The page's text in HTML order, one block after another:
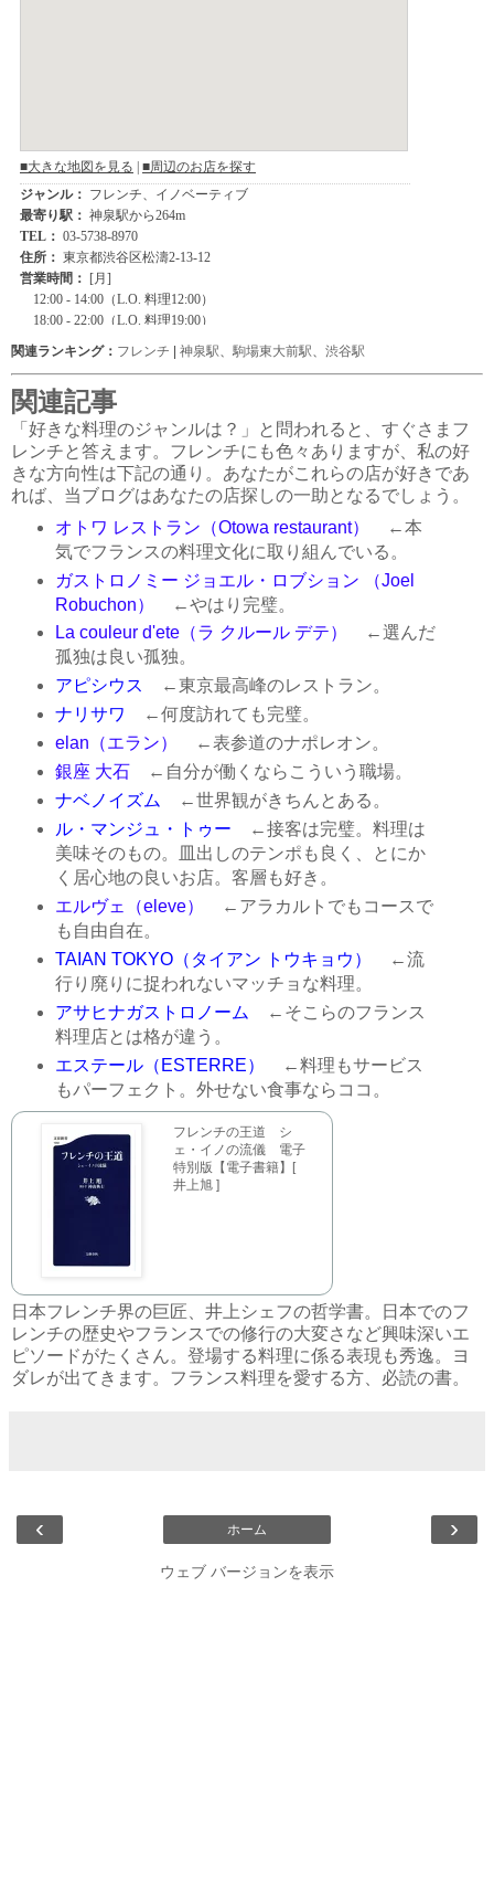
関連ランキング： フレンチ | 神泉駅 駒場東大前駅 渋谷駅
関連記事
「好きな料理のジャンルは？」と問われると、すぐさまフ
レンチと答えます。フレンチにも色々ありますが、私の好
きな方向性は下記の通り。あなたがこれらの店が好きであ
れば、当ブログはあなたの店探しの一助となるでしょう。
オトワ レストラン（Otowa restaurant）
←本
気でフランスの料理文化に取り組んでいる。
ガストロノミー ジョエル・ロブション （Joel
Robuchon）
←やはり完璧。
La couleur d'ete（ラ クルール デテ）
←選んだ
孤独は良い孤独。
アピシウス ←東京最高峰のレストラン。
ナリサワ ←何度訪れても完璧。
elan（エラン）
←表参道のナポレオン。
銀座 大石←自分が働くならこういう職場。
ナベノイズム ←世界観がきちんとある。
ル・マンジュ・トゥー ←接客は完璧。料理は
美味そのもの。皿出しのテンポも良く、とにか
く居心地の良いお店。客層も好き。
エルヴェ（eleve）
←アラカルトでもコースで
も自由自在。
TAIAN TOKYO（タイアン トウキョウ）
←流
行り廃りに捉われないマッチョな料理。
アサヒナガストロノーム ←そこらのフランス
料理店とは格が違う。
エステール（ESTERRE）
←料理もサービス
もパーフェクト。外せない食事ならココ。
フレンチの王道 シ
ェ・イノの流儀 電子
特別版【電子書籍】[
井上旭 ]
日本フレンチ界の巨匠、井上シェフの哲学書。日本でのフ
レンチの歴史やフランスでの修行の大変さなど興味深いエ
ピソードがたくさん。登場する料理に係る表現も秀逸。ヨ
ダレが出てきます。フランス料理を愛する方、必読の書。
‹ ›
ホーム
ウェブ バージョンを表示